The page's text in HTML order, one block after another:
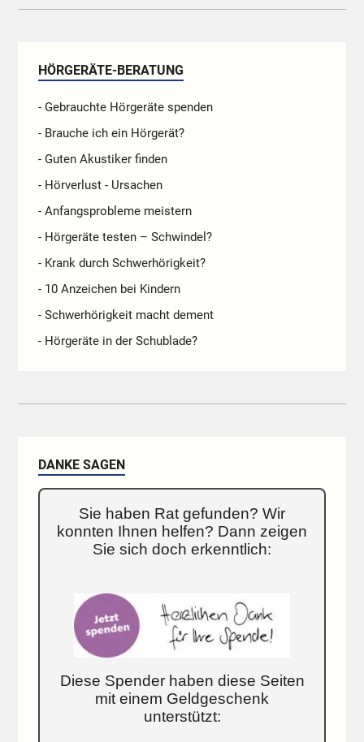
HÖRGERÄTE-BERATUNG
- Gebrauchte Hörgeräte spenden
- Brauche ich ein Hörgerät?
- Guten Akustiker finden
- Hörverlust - Ursachen
- Anfangsprobleme meistern
- Hörgeräte testen – Schwindel?
- Krank durch Schwerhörigkeit?
- 10 Anzeichen bei Kindern
- Schwerhörigkeit macht dement
- Hörgeräte in der Schublade?
DANKE SAGEN
Sie haben Rat gefunden? Wir
konnten Ihnen helfen? Dann zeigen
Sie sich doch erkenntlich:
Diese Spender haben diese Seiten
mit einem Geldgeschenk
unterstützt: